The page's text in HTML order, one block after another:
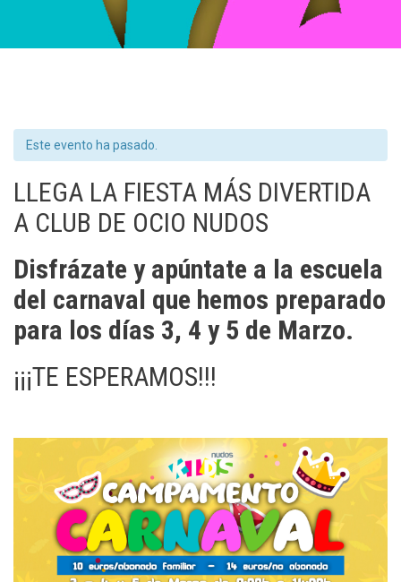
Este evento ha pasado.
LLEGA LA FIESTA MÁS DIVERTIDA
A CLUB DE OCIO NUDOS
Disfrázate y apúntate a la escuela
del carnaval que hemos preparado
para los días 3, 4 y 5 de Marzo.
¡¡¡TE ESPERAMOS!!!